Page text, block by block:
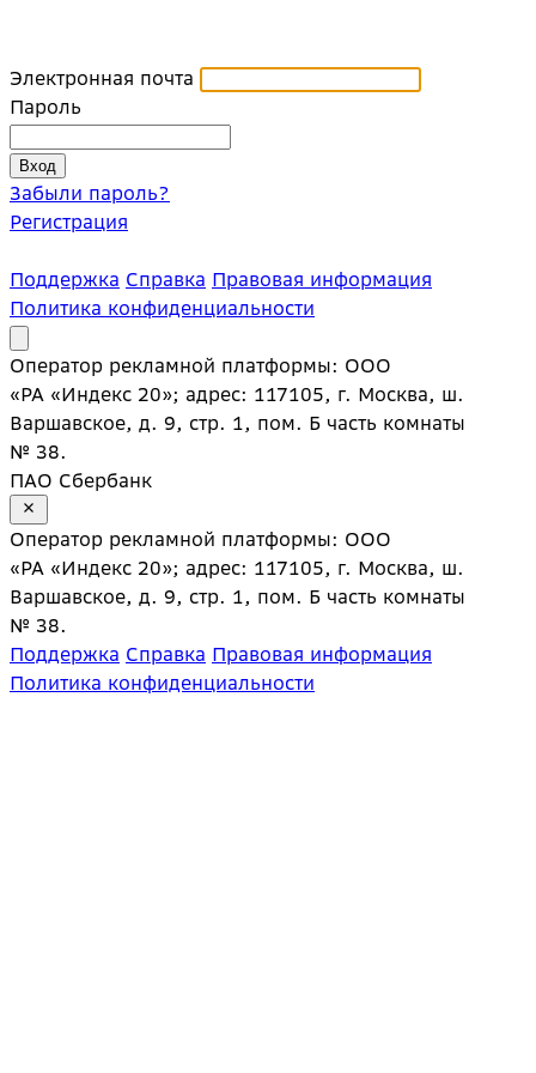
Электронная почта
Пароль
Забыли пароль?
Регистрация
Поддержка Справка Правовая информация
Политика конфиденциальности
Оператор рекламной платформы: ООО
«РА «Индекс 20»; адрес: 117105, г. Москва, ш.
Варшавское, д. 9, стр. 1, пом. Б часть комнаты
№ 38.
ПАО Сбербанк
Оператор рекламной платформы: ООО
«РА «Индекс 20»; адрес: 117105, г. Москва, ш.
Варшавское, д. 9, стр. 1, пом. Б часть комнаты
№ 38.
Поддержка Справка Правовая информация
Политика конфиденциальности